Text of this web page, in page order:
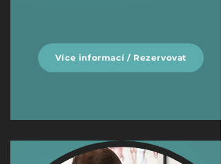
Více informací / Rezervovat